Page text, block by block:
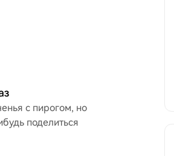
с пирогом, но
поделиться